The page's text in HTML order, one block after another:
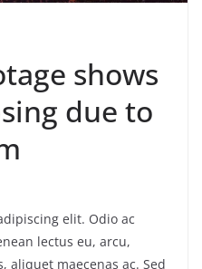
shows
due to
elit. Odio ac
lectus eu, arcu,
aliquet maecenas ac. Sed